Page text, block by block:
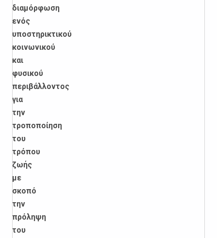
διαμόρφωση
ενός
υποστηρικτικού
κοινωνικού
και
φυσικού
περιβάλλοντος
για
την
τροποποίηση
του
τρόπου
ζωής
με
σκοπό
την
πρόληψη
του